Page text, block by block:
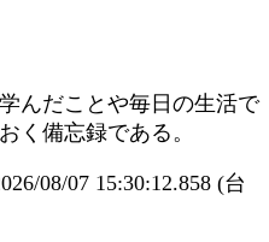
んだことや毎日の生活で
く備忘録である。
08/07 15:30:12.858 (台